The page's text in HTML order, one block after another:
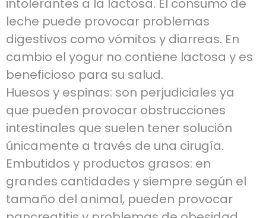
intolerantes a la lactosa. El consumo de
leche puede provocar problemas
digestivos como vómitos y diarreas. En
cambio el yogur no contiene lactosa y es
beneficioso para su salud.
Huesos y espinas: son perjudiciales ya
que pueden provocar obstrucciones
intestinales que suelen tener solución
únicamente a través de una cirugía.
Embutidos y productos grasos: en
grandes cantidades y siempre según el
tamaño del animal, pueden provocar